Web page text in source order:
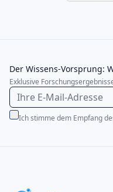
Der Wissens-Vorsprung:
Exklusive
Ich stimme dem Empfang